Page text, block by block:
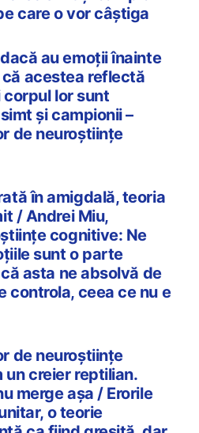
care o vor câștiga
au emoții înainte
acestea reflectă
lor sunt
și campionii –
de neuroștiințe
în amigdală, teoria
/ Andrei Miu,
cognitive: Ne
sunt o parte
asta ne absolvă de
controla, ceea ce nu e
de neuroștiințe
creier reptilian.
merge așa / Erorile
o teorie